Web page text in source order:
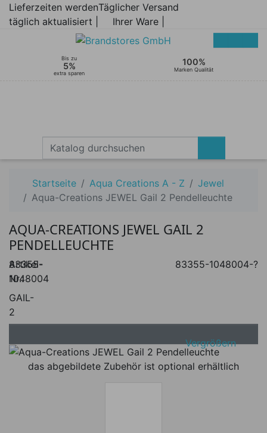
Lieferzeiten werden
täglich aktualisiert |
Täglicher Versand
Ihrer Ware |
Bis zu
5%
extra sparen
100%
Marken Qualität
Startseite Aqua Creations A - Z
Jewel
Aqua-Creations JEWEL Gail 2 Pendelleuchte
AQUA-CREATIONS JEWEL GAIL 2
PENDELLEUCHTE
Artikel-
Nr.:
GAIL-
2
83355-
1048004
83355-1048004-?
Vergrößern
das abgebildete Zubehör ist optional erhältlich